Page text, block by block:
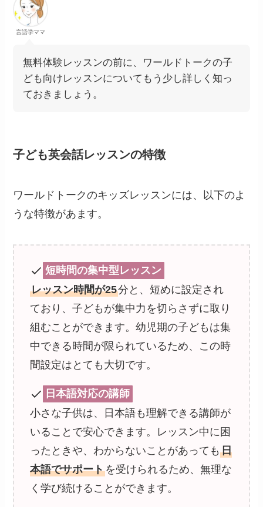
言語学ママ
無料体験レッスンの前に、ワールドトークの子
ども向けレッスンについてもう少し詳しく知っ
ておきましょう。
子ども英会話レッスンの特徴
ワールドトークのキッズレッスンには、以下のよ
うな特徴があます。
短時間の集中型レッスン
レッスン時間が25分と、短めに設定され
ており、子どもが集中力を切らさずに取り
組むことができます。幼児期の子どもは集
中できる時間が限られているため、この時
間設定はとても大切です。
日本語対応の講師
小さな子供は、日本語も理解できる講師が
いることで安心できます。レッスン中に困
ったときや、わからないことがあっても日
本語でサポートを受けられるため、無理な
く学び続けることができます。